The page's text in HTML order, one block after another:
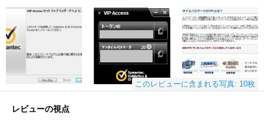
このレビューに含まれる写真: 10枚
レビューの視点